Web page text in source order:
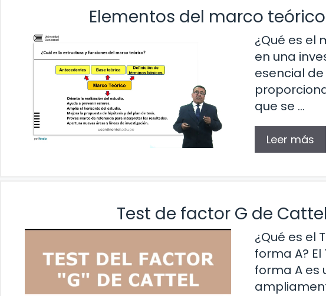
Elementos del marco
¿Qué es el
en una
esencial
que se …
Leer más
Test de factor G de
¿Qué es el
forma A?
forma A es